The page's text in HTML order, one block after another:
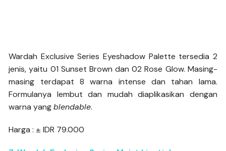
Wardah Exclusive Series Eyeshadow Palette tersedia 2
jenis, yaitu 01 Sunset Brown dan 02 Rose Glow. Masing-
masing terdapat 8 warna intense dan tahan lama.
Formulanya lembut dan mudah diaplikasikan dengan
warna yangblendable.
Harga : ± IDR 79.000